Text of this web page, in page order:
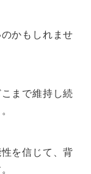
かもしれませ
まで維持し続
を信じて、背